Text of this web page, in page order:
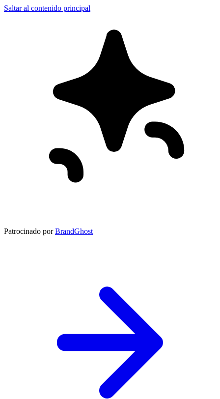
Saltar al contenido principal
Patrocinado por BrandGhost